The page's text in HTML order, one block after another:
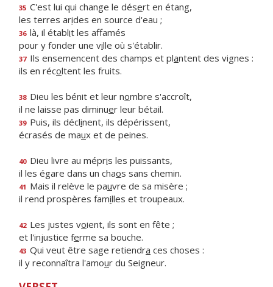
35 C'est lui qui change le désert en étang,
les terres arides en source d'eau ;
36 là, il établit les affamés
pour y fonder une ville où s'établir.
37 Ils ensemencent des champs et plantent des vignes :
ils en récoltent les fruits.
38 Dieu les bénit et leur nombre s'accroît,
il ne laisse pas diminuer leur bétail.
39 Puis, ils déclinent, ils dépérissent,
écrasés de maux et de peines.
40 Dieu livre au mépris les puissants,
il les égare dans un chaos sans chemin.
41 Mais il relève le pauvre de sa misère ;
il rend prospères familles et troupeaux.
42 Les justes voient, ils sont en fête ;
et l'injustice ferme sa bouche.
43 Qui veut être sage retiendra ces choses :
il y reconnaîtra l'amour du Seigneur.